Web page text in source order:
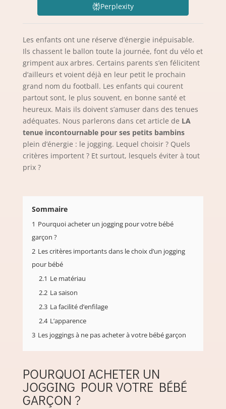
Perplexity
Les enfants ont une réserve d’énergie inépuisable.
Ils chassent le ballon toute la journée, font du vélo et
grimpent aux arbres. Certains parents s’en félicitent
d’ailleurs et voient déjà en leur petit le prochain
grand nom du football. Les enfants qui courent
partout sont, le plus souvent, en bonne santé et
heureux. Mais ils doivent s’amuser dans des tenues
adéquates. Nous parlerons dans cet article de LA
tenue incontournable pour ses petits bambins
plein d’énergie : le jogging. Lequel choisir ? Quels
critères importent ? Et surtout, lesquels éviter à tout
prix ?
Sommaire
1 Pourquoi acheter un jogging pour votre bébé
garçon ?
2 Les critères importants dans le choix d’un jogging
pour bébé
2.1 Le matériau
2.2 La saison
2.3 La facilité d’enfilage
2.4 L’apparence
3 Les joggings à ne pas acheter à votre bébé garçon
POURQUOI ACHETER UN
JOGGING POUR VOTRE BÉBÉ
GARÇON ?